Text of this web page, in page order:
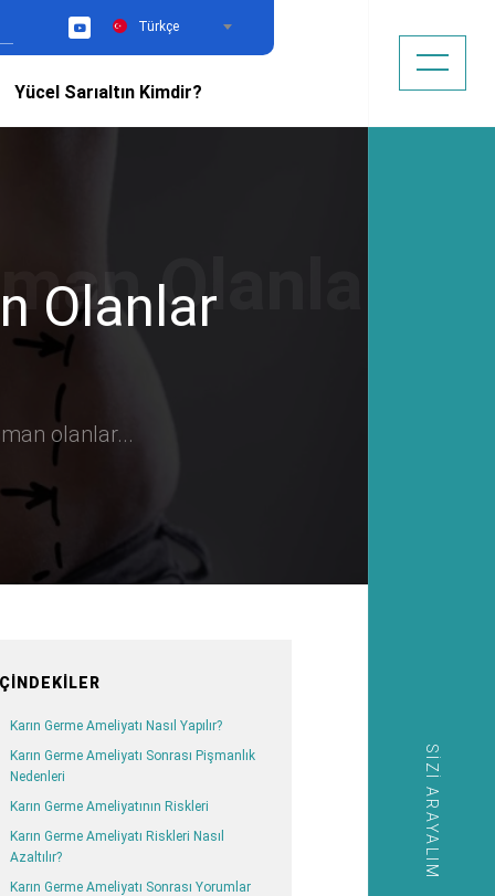
YouTubeTürkçe
Yücel Sarıaltın Kimdir?
SIZI ARAYALIM
Olanlar
olanlar...
Karın Germe Ameliyatı Nasıl Yapılır?
Karın Germe Ameliyatı Sonrası Pişmanlık
Nedenleri
Karın Germe Ameliyatının Riskleri
Karın Germe Ameliyatı Riskleri Nasıl
Azaltılır?
Karın Germe Ameliyatı Sonrası Yorumlar